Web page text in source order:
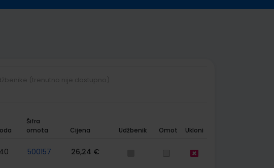
Šifra
omota
Cijena Udžbenik Omot Ukloni
500157 26,24 €